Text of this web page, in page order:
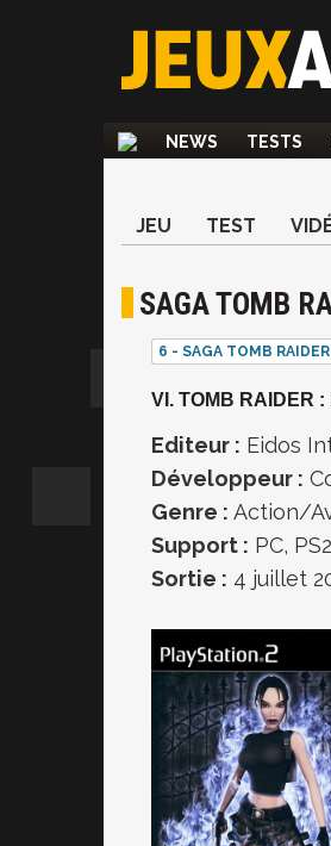
NEWS TESTS
JEU TEST
SAGA TOMB
6 - SAGA TOMB
VI. TOMB RAIDER
Editeur : Eidos
Développeur :
Genre : Action/
Support : PC,
Sortie : 4 juillet